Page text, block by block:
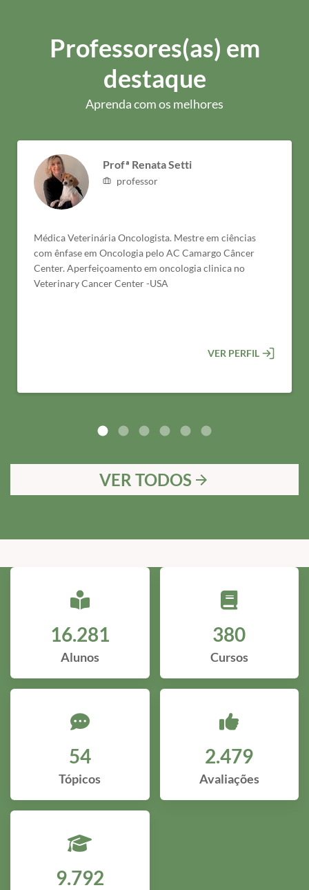
Professores(as) em
destaque
Aprenda com os melhores
Profª Renata Setti
professor
Médica Veterinária Oncologista. Mestre em ciências
com ênfase em Oncologia pelo AC Camargo Câncer
Center. Aperfeiçoamento em oncologia clinica no
Veterinary Cancer Center -USA
VER PERFIL
VER TODOS arrow_forward
16.281
Alunos
380
Cursos
54
Tópicos
2.479
Avaliações
9.792